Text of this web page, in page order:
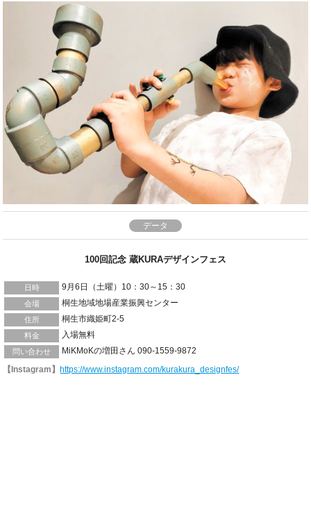
データ
100回記念 蔵KURAデザインフェス
日時 9月6日（土曜）10：30～15：30
会場 桐生地域地場産業振興センター
住所 桐生市織姫町2-5
料金 入場無料
問い合わせ
MiKMoKの増田さん 090-1559-9872
【Instagram】 https://www.instagram.com/kurakura_designfes/